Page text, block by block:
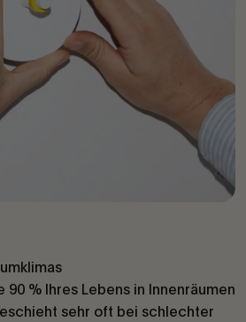
90 % Ihres Lebens in Innenräumen
sehr oft bei schlechter